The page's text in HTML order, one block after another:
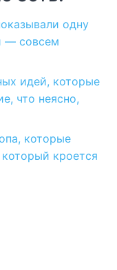
одну
— совсем
идей, которые
что неясно,
которые
кроется